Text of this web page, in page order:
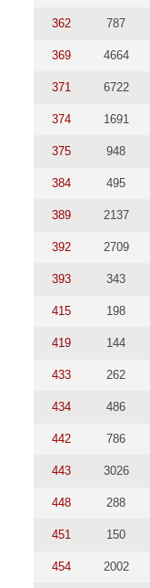
362 787
369 4664
371 6722
374 1691
375 948
384 495
389 2137
392 2709
393 343
415 198
419 144
433 262
434 486
442 786
443 3026
448 288
451 150
454 2002